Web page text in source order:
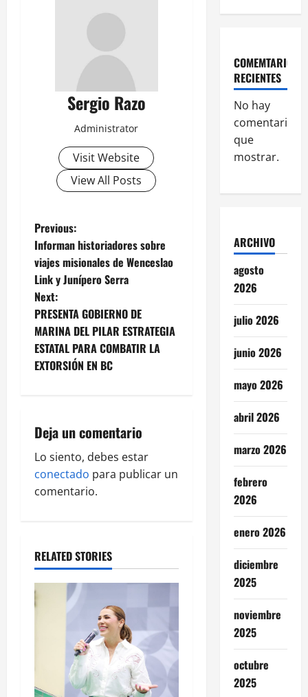
Sergio Razo
Administrator
Visit Website
View All Posts
P
o
s
t
n
a
i
g
a
i
o
n
Previous:
Informan historiadores sobre
viajes misionales de Wenceslao
Link y Junípero Serra
Next:
PRESENTA GOBIERNO DE
MARINA DEL PILAR ESTRATEGIA
ESTATAL PARA COMBATIR LA
EXTORSIÓN EN BC
Deja un comentario
Lo siento, debes estar
conectado para publicar un
comentario.
RELATED STORIES
COMEMTARIOS
RECIENTES
No hay
comentarios
que
mostrar.
ARCHIVO
agosto
2026
julio 2026
junio 2026
mayo 2026
abril 2026
marzo 2026
febrero
2026
enero 2026
diciembre
2025
noviembre
2025
octubre
2025